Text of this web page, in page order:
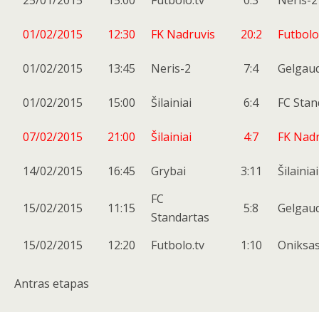
01/02/2015 12:30 FK Nadruvis 20:2
01/02/2015 13:45 Neris-2 7:4
01/02/2015 15:00 Šilainiai 6:4 FC
07/02/2015 21:00 Šilainiai 4:7 FK
14/02/2015 16:45 Grybai 3:11 Šilainiai
15/02/2015 11:15
FC
Standartas
5:8
15/02/2015 12:20 Futbolo.tv 1:10
Antras etapas